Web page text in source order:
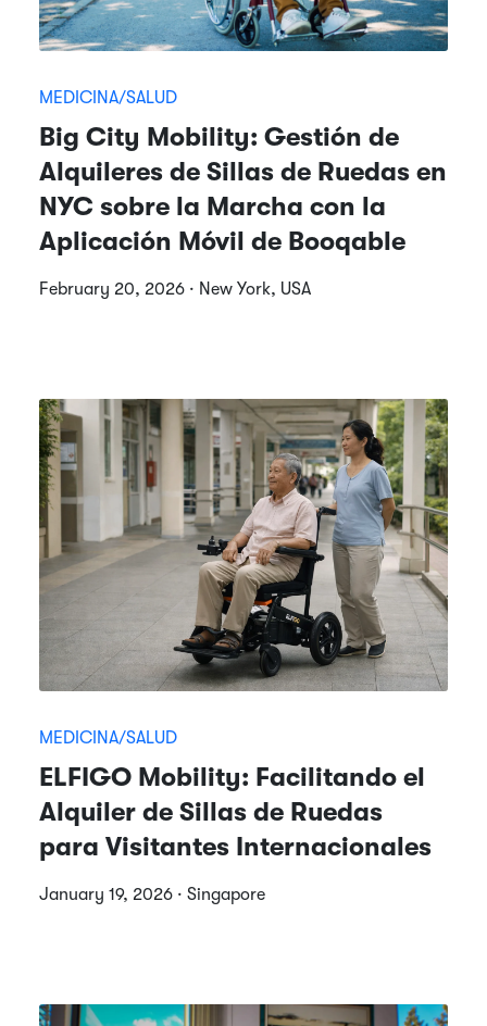
MEDICINA/SALUD
Big City Mobility: Gestión de
Alquileres de Sillas de Ruedas en
NYC sobre la Marcha con la
Aplicación Móvil de Booqable
February 20, 2026 · New York, USA
MEDICINA/SALUD
ELFIGO Mobility: Facilitando el
Alquiler de Sillas de Ruedas
para Visitantes Internacionales
January 19, 2026 · Singapore